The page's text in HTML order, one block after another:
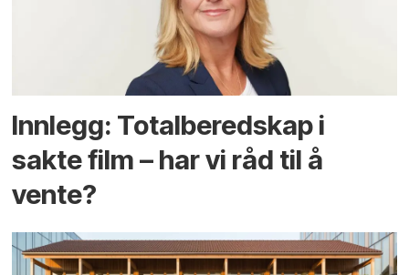
Innlegg: Totalberedskap i
sakte film – har vi råd til å
vente?